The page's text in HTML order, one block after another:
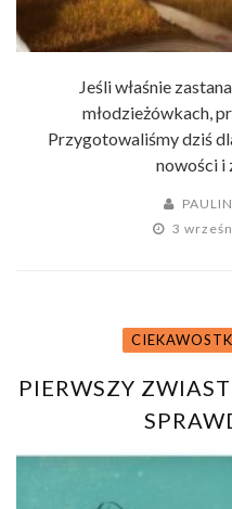
Jeśli właśnie
młodzieżówkach,
Przygotowaliśmy dziś
nowości i
3
PIERWSZY